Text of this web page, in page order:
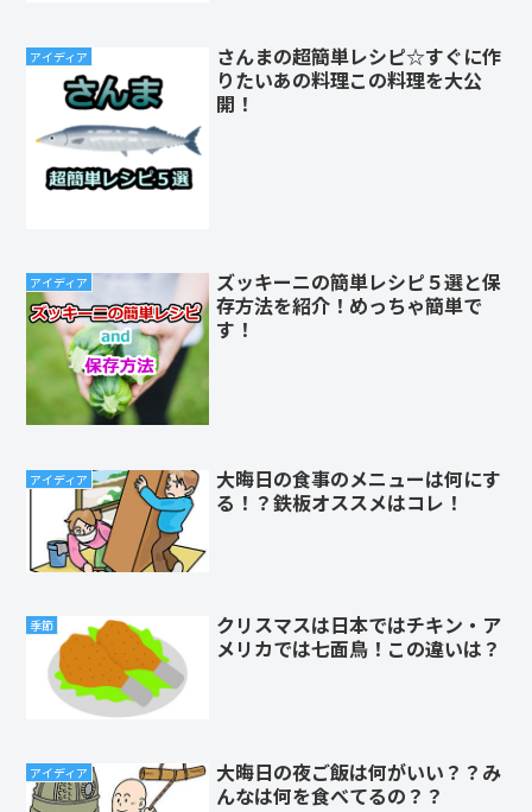
アイディア
さんまの超簡単レシピ☆すぐに作
りたいあの料理この料理を大公
開！
アイディア
ズッキーニの簡単レシピ５選と保
存方法を紹介！めっちゃ簡単で
す！
アイディア
大晦日の食事のメニューは何にす
る！？鉄板オススメはコレ！
季節
クリスマスは日本ではチキン・ア
メリカでは七面鳥！この違いは？
アイディア
大晦日の夜ご飯は何がいい？？み
んなは何を食べてるの？？